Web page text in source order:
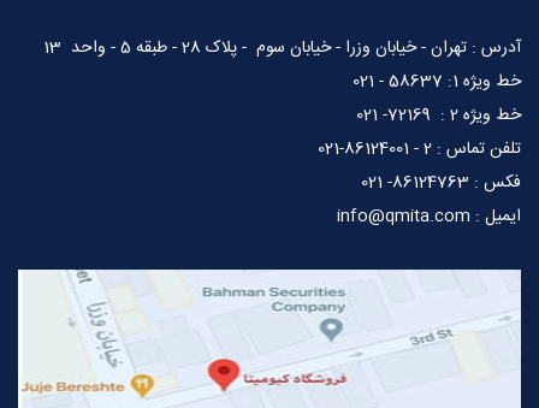
آدرس : تهران - خیابان وزرا - خیابان سوم - پلاک 28 - طبقه 5 - واحد 13
خط ویژه 1: 58637 - 021
خط ویژه 2 : 72169- 021
تلفن تماس : 2 - 86124001-021
فکس : 86124763- 021
ایمیل : info@qmita.com